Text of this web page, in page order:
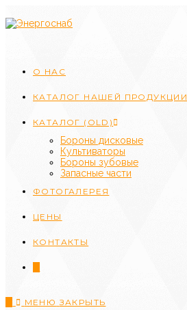
к
содержимому
О НАС
КАТАЛОГ НАШЕЙ ПРОДУКЦИИ
КАТАЛОГ (OLD)
Бороны дисковые
Культиваторы
Бороны зубовые
Запасные части
ФОТОГАЛЕРЕЯ
ЦЕНЫ
КОНТАКТЫ
МЕНЮ ЗАКРЫТЬ